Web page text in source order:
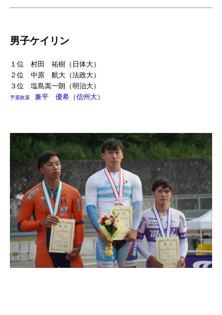
男子ケイリン
１位 村田 祐樹（日体大）
２位 中原 航大（法政大）
３位 塩島嵩一朗（明治大）
予選敗退 兼平 優希（信州大）